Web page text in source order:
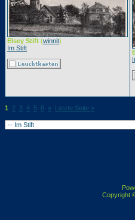
Elsey Stift (winnit)
Im Stift
1 2 3 4 5 6 » Letzte Seite »
Copyright